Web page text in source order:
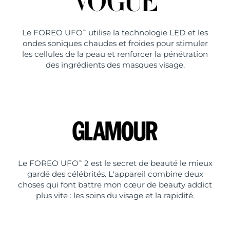
Le FOREO UFO TM
utilise la technologie LED et les
ondes soniques chaudes et froides pour stimuler
les cellules de la peau et renforcer la pénétration
des ingrédients des masques visage.
Le FOREO UFO TM2 est le secret de beauté le mieux
gardé des célébrités. L'appareil combine deux
choses qui font battre mon cœur de beauty addict
plus vite : les soins du visage et la rapidité.